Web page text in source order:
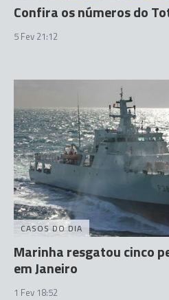
Confira os números do
5 Fev 21:12
CASOS DO DIA
Marinha resgatou cinco
em Janeiro
1 Fev 18:52